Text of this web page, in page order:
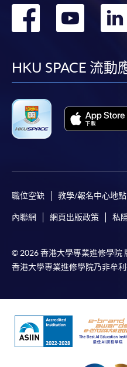
轉 轉
HKU SPACE 流動
職位空缺 教學/報名中心地點
內聯網 網頁出版政策 私
© 2026 香港大學專業進修學院
香港大學專業進修學院乃非牟